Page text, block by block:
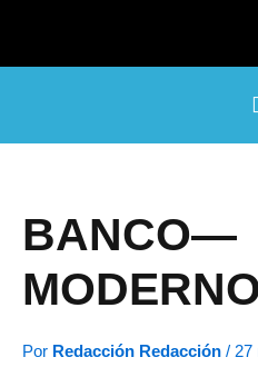
BANCO—
Por Redacción Redacción / 27